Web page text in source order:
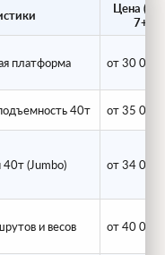
40т?
данной
для
(Volvo EC460,
PC400);
Цена
7+1)
платформа от 30 000
40т от 35 000
40т (Jumbo) от 34 000
и весов от 40 000